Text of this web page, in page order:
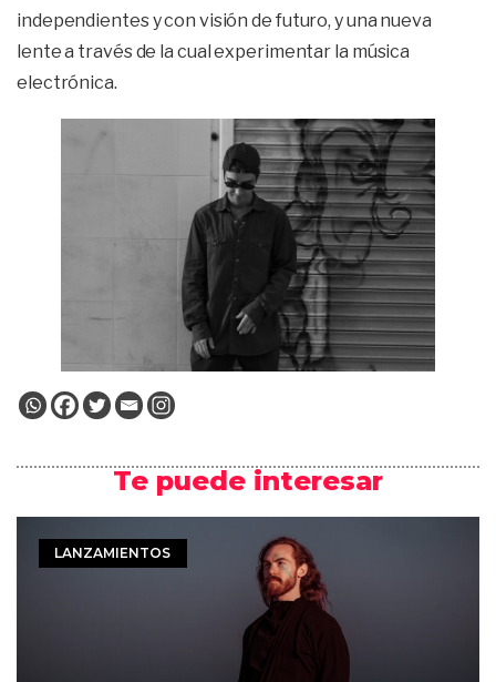
independientes y con visión de futuro, y una nueva
lente a través de la cual experimentar la música
electrónica.
Te puede interesar
LANZAMIENTOS